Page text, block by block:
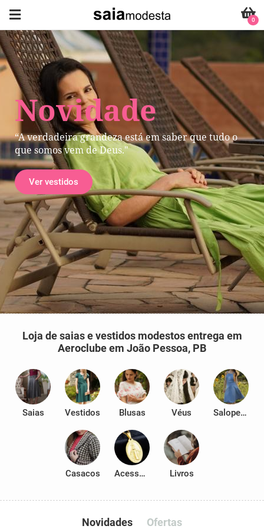
Novidade
“A verdadeira grandeza está em saber que tudo o
que somos vem de Deus."
Ver vestidos
0
Loja de saias e vestidos modestos entrega em
Aeroclube em João Pessoa, PB
Saias Vestidos Blusas Véus Salopetes
Casacos Acessórios Livros
Novidades Ofertas